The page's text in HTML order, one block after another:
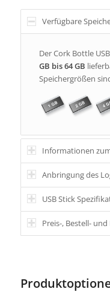
Verfügbare
Der Cork Bottle
GB bis 64 GB
Speichergrößen
Informationen
Anbringung des
USB Stick
Preis-, Bestell-